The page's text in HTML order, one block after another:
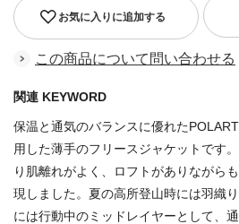
お気に入りに追加する
この商品について問い合わせる
関連 KEYWORD
保温と通気のバランスに優れた
用した薄手のフリースジャケットです
り肌離れがよく、ロフトがありながら
現しました。夏の高所登山時には羽織
には行動中のミッドレイヤーとして、通